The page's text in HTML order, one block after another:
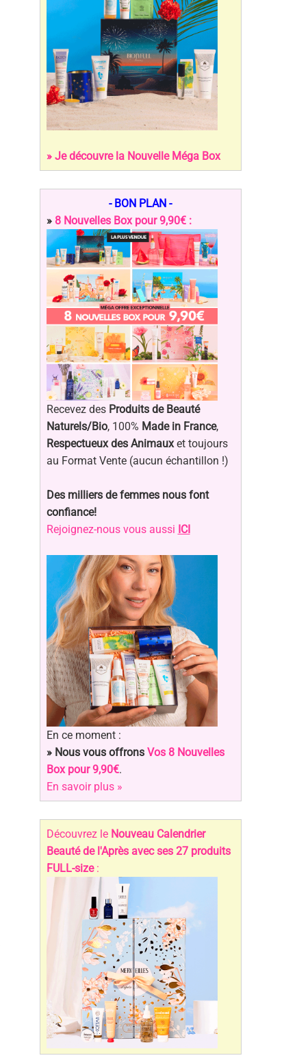
» Je découvre la Nouvelle Méga Box
- BON PLAN -
» 8 Nouvelles Box pour 9,90€ :
Recevez des Produits de Beauté
Naturels/Bio, 100% Made in France,
Respectueux des Animauxet toujours
au Format Vente (aucun échantillon !)
Des milliers de femmes nous font
confiance!
Rejoignez-nous vous aussi ICI
En ce moment :
» Nous vous offrons Vos 8 Nouvelles
Box pour 9,90€.
En savoir plus »
Découvrez le Nouveau Calendrier
Beauté de l'Après avec ses 27 produits
FULL-size: